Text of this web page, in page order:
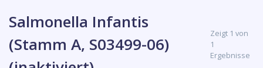
Salmonella Infantis
(Stamm A, S03499-06)
Zeigt 1 von
1
Ergebnisse